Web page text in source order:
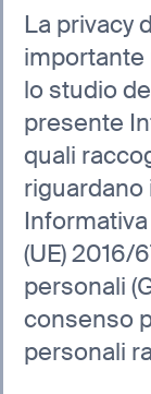
La privacy
importante
lo studio
presente
quali
riguardano
(UE) 2016/
personali
consenso
personali